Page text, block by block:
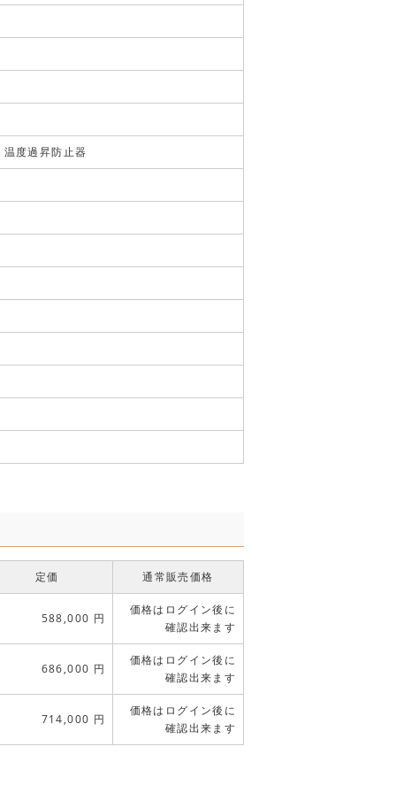
度過昇防止器
定価 通常販売価格
588,000 円
価格はログイン後に
確認出来ます
686,000 円
価格はログイン後に
確認出来ます
714,000 円
価格はログイン後に
確認出来ます